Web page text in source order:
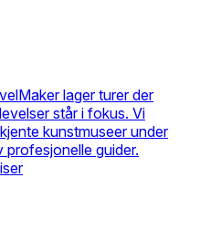
lager turer der
står i fokus. Vi
kunstmuseer under
profesjonelle guider.